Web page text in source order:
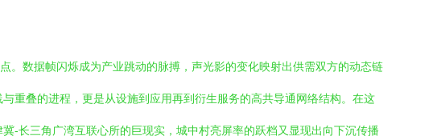
。数据帧闪烁成为产业跳动的脉搏，声光影的变化映射出供需双方的动态链
重叠的进程，更是从设施到应用再到衍生服务的高共导通网络结构。在这
-长三角广湾互联心所的巨现实，城中村亮屏率的跃档又显现出向下沉传播